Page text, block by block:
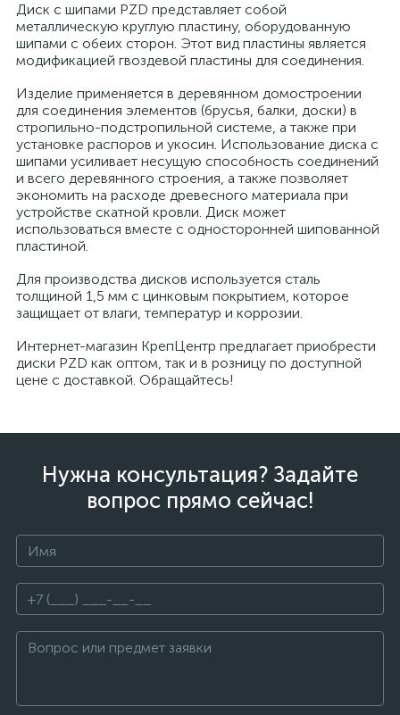
Диск с шипами PZD представляет собой
металлическую круглую пластину, оборудованную
шипами с обеих сторон. Этот вид пластины является
модификацией гвоздевой пластины для соединения.
Изделие применяется в деревянном домостроении
для соединения элементов (брусья, балки, доски) в
стропильно-подстропильной системе, а также при
установке распоров и укосин. Использование диска с
шипами усиливает несущую способность соединений
и всего деревянного строения, а также позволяет
экономить на расходе древесного материала при
устройстве скатной кровли. Диск может
использоваться вместе с односторонней шипованной
пластиной.
Для производства дисков используется сталь
толщиной 1,5 мм с цинковым покрытием, которое
защищает от влаги, температур и коррозии.
Интернет-магазин КрепЦентр предлагает приобрести
диски PZD как оптом, так и в розницу по доступной
цене с доставкой. Обращайтесь!
Нужна консультация? Задайте
вопрос прямо сейчас!